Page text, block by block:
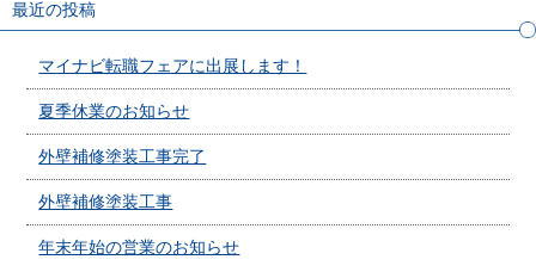
最近の投稿
マイナビ転職フェアに出展します！
夏季休業のお知らせ
外壁補修塗装工事完了
外壁補修塗装工事
年末年始の営業のお知らせ